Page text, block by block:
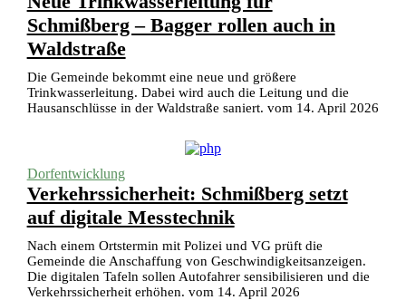
Schmißberg – Bagger rollen auch in
Waldstraße
Die Gemeinde bekommt eine neue und größere
Trinkwasserleitung. Dabei wird auch die Leitung und die
Hausanschlüsse in der Waldstraße saniert. vom 14. April 2026
Dorfentwicklung
Verkehrssicherheit: Schmißberg setzt
auf digitale Messtechnik
Nach einem Ortstermin mit Polizei und VG prüft die
Gemeinde die Anschaffung von Geschwindigkeitsanzeigen.
Die digitalen Tafeln sollen Autofahrer sensibilisieren und die
Verkehrssicherheit erhöhen. vom 14. April 2026